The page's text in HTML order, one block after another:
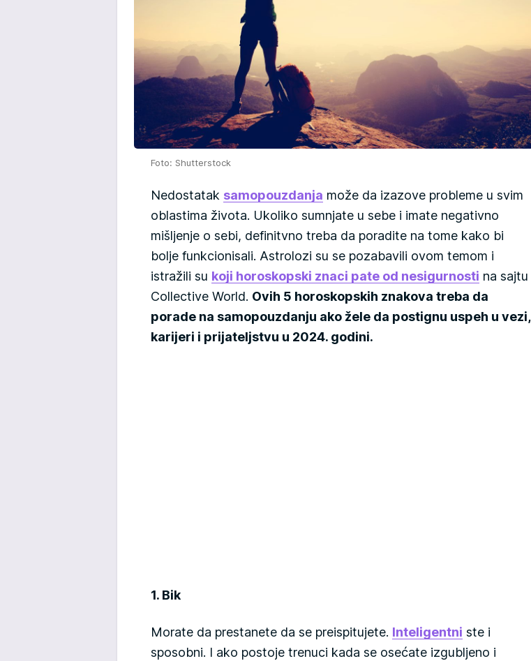
Foto: Shutterstock
Nedostatak samopouzdanja može da izazove probleme u svim
oblastima života. Ukoliko sumnjate u sebe i imate negativno
mišljenje o sebi, definitvno treba da poradite na tome kako bi
bolje funkcionisali. Astrolozi su se pozabavili ovom temom i
istražili su koji horoskopski znaci pate od nesigurnosti na sajtu
Collective World. Ovih 5 horoskopskih znakova treba da
porade na samopouzdanju ako žele da postignu uspeh u vezi,
karijeri i prijateljstvu u 2024. godini.
1. Bik
Morate da prestanete da se preispitujete. Inteligentni ste i
sposobni. I ako postoje trenuci kada se osećate izgubljeno i